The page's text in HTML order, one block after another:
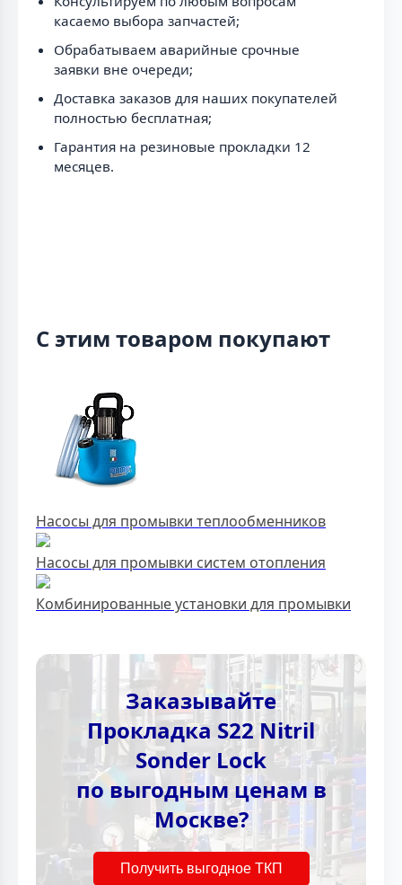
касаемо выбора запчастей;
Обрабатываем аварийные срочные
заявки вне очереди;
Доставка заказов для наших покупателей
полностью бесплатная;
Гарантия на резиновые прокладки 12
месяцев.
С этим товаром покупают
Насосы для промывки теплообменников
Насосы для промывки систем отопления
Комбинированные установки для промывки
Заказывайте
Прокладка S22 Nitril
Sonder Lock
по выгодным ценам в
Москве?
Получить выгодное ТКП